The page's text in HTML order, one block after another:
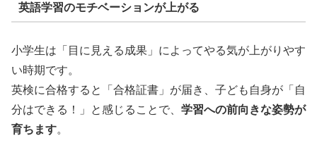
英語学習のモチベーションが上がる
小学生は「目に見える成果」によってやる気が上がりやす
い時期です。
英検に合格すると「合格証書」が届き、子ども自身が「自
分はできる！」と感じることで、 学習への前向きな姿勢が
育ちます。